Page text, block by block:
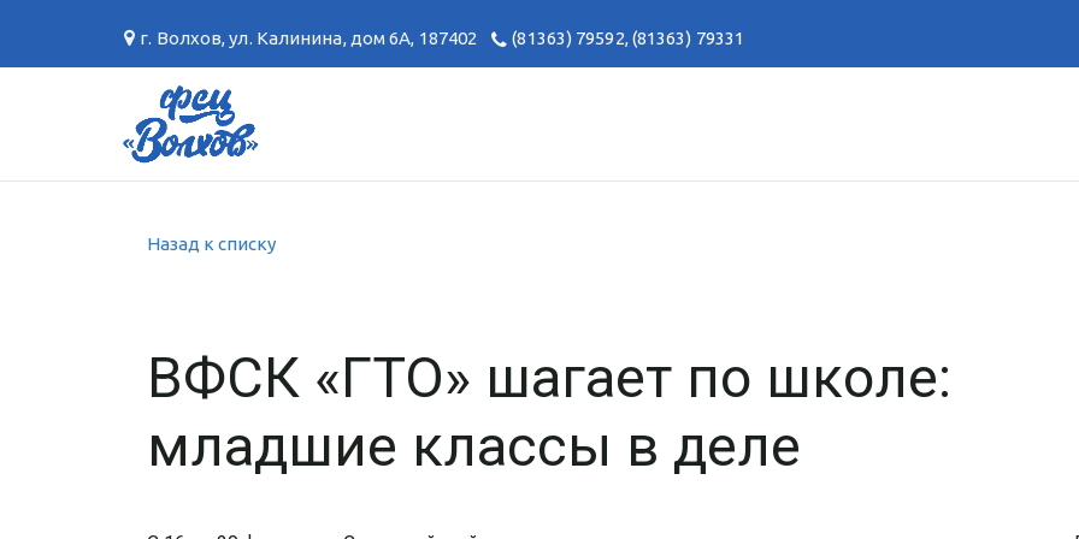
г. Волхов,ул. Калинина, дом 6А, 187402 (81363) 79592,(81363) 79331
Назад к списку
ВФСК «ГТО» шагает по школе:
младшие классы в деле